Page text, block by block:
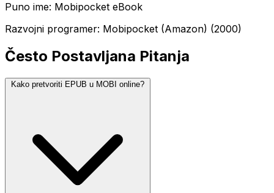
Puno ime: Mobipocket eBook
Razvojni programer: Mobipocket (Amazon) (2000)
Često Postavljana Pitanja
Kako pretvoriti EPUB u MOBI online?